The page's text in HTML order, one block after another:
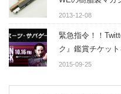
2013-12-08
緊急指令！！
ク』鑑賞チケッ
2015-09-25